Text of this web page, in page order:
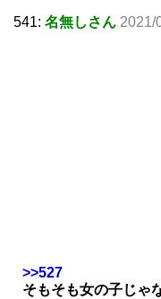
541: 名無しさん 2021/
>>527
そもそも女の子じゃ